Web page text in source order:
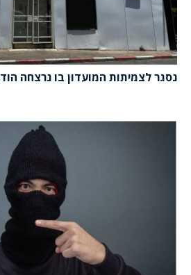
נסגר לצמיתות המועדון בו נרצחה